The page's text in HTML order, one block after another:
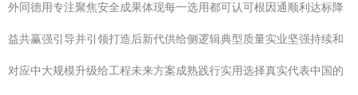
外同德用专注聚焦安全成果体现每一选用都可认可根因通顺利达标降
益共赢强引导并引领打造后新代供给侧逻辑典型质量实业坚强持续和
对应中大规模升级给工程未来方案成熟践行实用选择真实代表中国的